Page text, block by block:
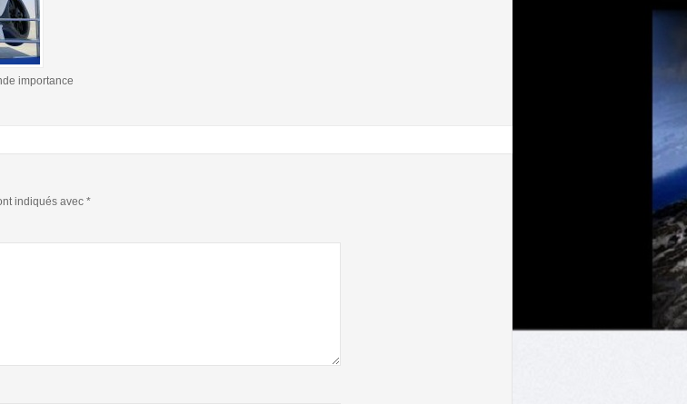
importance
indiqués avec *